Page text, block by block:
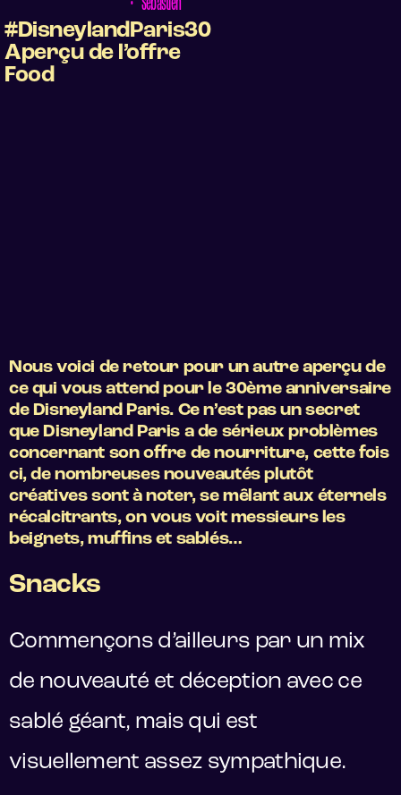
#DisneylandParis30
Aperçu de l’offre
Food
Nous voici de retour pour un autre aperçu de
ce qui vous attend pour le 30ème anniversaire
de Disneyland Paris. Ce n’est pas un secret
que Disneyland Paris a de sérieux problèmes
concernant son offre de nourriture, cette fois
ci, de nombreuses nouveautés plutôt
créatives sont à noter, se mêlant aux éternels
récalcitrants, on vous voit messieurs les
beignets, muffins et sablés…
Snacks
Commençons d’ailleurs par un mix
de nouveauté et déception avec ce
sablé géant, mais qui est
visuellement assez sympathique.